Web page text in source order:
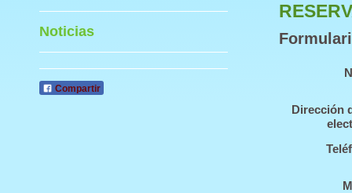
Dirección
Noticias
Compartir